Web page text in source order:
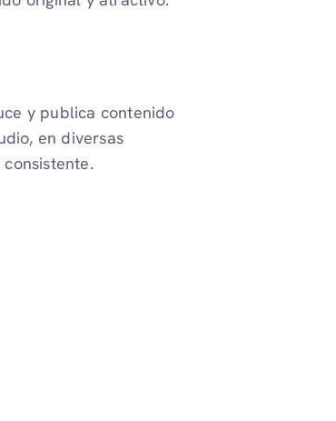
y publica contenido
en diversas